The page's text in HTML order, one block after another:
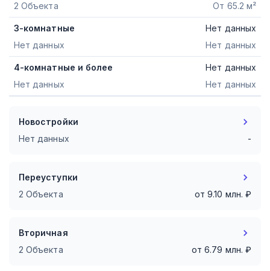
2 Объекта
От 65.2 м²
3-комнатные
Нет данных
Нет данных
Нет данных
4-комнатные и более
Нет данных
Нет данных
Нет данных
Новостройки
Нет данных
-
Переуступки
2 Объекта
от9.10 млн. ₽
Вторичная
2 Объекта
от6.79 млн. ₽